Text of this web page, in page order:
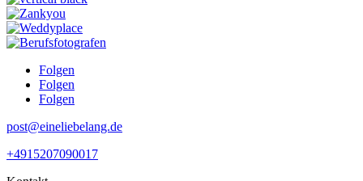
Folgen
Folgen
Folgen
post@eineliebelang.de
+4915207090017